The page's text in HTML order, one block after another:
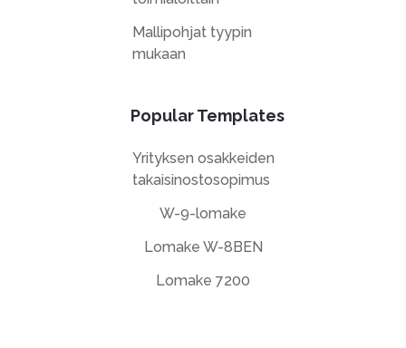
Mallipohjat tyypin
mukaan
Popular Templates
Yrityksen osakkeiden
takaisinostosopimus
W-9-lomake
Lomake W-8BEN
Lomake 7200